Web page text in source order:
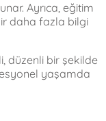
Ayrıca, eğitim
daha fazla bilgi
düzenli bir şekilde
yaşamda